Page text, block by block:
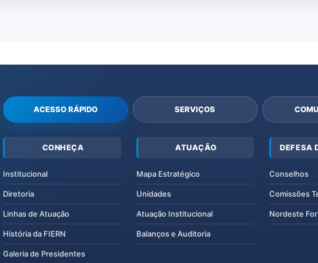
ACESSO RÁPIDO SERVIÇOS
CONHEÇA
Institucional
Diretoria
Linhas de Atuação
História da FIERN
Galeria de Presidentes
ATUAÇÃO
Mapa Estratégico
Unidades
Atuação Institucional
Balanços e Auditoria
DEFESA
Conselhos
Comissões
Nordeste